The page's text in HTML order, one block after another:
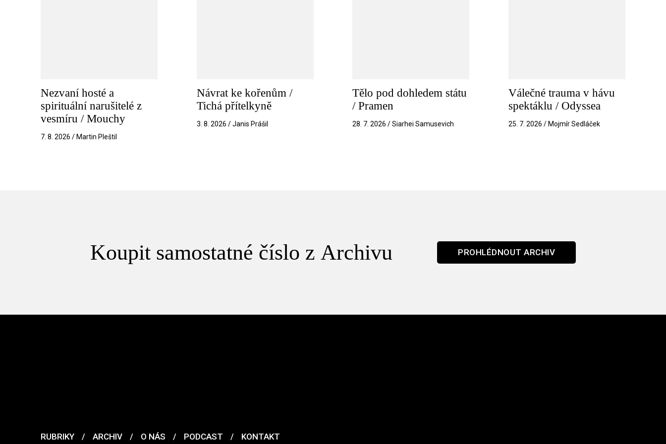
Nezvaní hosté a
spirituální narušitelé z
vesmíru / Mouchy
7. 8. 2026 / Martin Pleštil
Návrat ke kořenům /
Tichá přítelkyně
3. 8. 2026 / Janis Prášil
Tělo pod dohledem státu
/ Pramen
28. 7. 2026 / Siarhei Samusevich
Válečné trauma v hávu
spektáklu / Odyssea
25. 7. 2026 / Mojmír Sedláček
Koupit samostatné číslo z Archivu PROHLÉDNOUT ARCHIV
RUBRIKY / ARCHIV / O NÁS / PODCAST / KONTAKT